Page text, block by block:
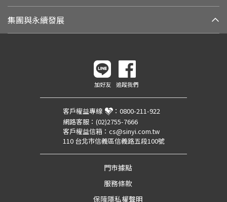
集團與永續發展
加好友 追蹤我們
客戶權益專線 ： 0800-211-922
網路客服： (02)2755-7666
客戶權益信箱： cs@sinyi.com.tw
110 台北市信義區信義路五段100號
門市據點
服務條款
保障隱私權聲明